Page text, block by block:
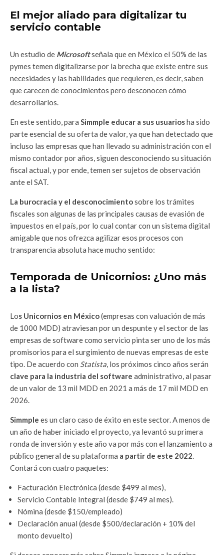
El mejor aliado para digitalizar tu
servicio contable
Un estudio de Microsoftseñala que en México el 50% de las
pymes temen digitalizarse por la brecha que existe entre sus
necesidades y las habilidades que requieren, es decir, saben
que carecen de conocimientos pero desconocen cómo
desarrollarlos.
En este sentido, para Simmple educar a sus usuariosha sido
parte esencial de su oferta de valor, ya que han detectado que
incluso las empresas que han llevado su administración con el
mismo contador por años, siguen desconociendo su situación
fiscal actual, y por ende, temen ser sujetos de observación
ante el SAT.
La burocracia y el desconocimientosobre los trámites
fiscales son algunas de las principales causas de evasión de
impuestos en el país, por lo cual contar con un sistema digital
amigable que nos ofrezca agilizar esos procesos con
transparencia absoluta hace mucho sentido:
Temporada de Unicornios: ¿Uno más
a la lista?
Los Unicornios en México(empresas con valuación de más
de 1000 MDD) atraviesan por un despunte y el sector de las
empresas de software como servicio pinta ser uno de los más
promisorios para el surgimiento de nuevas empresas de este
tipo. De acuerdo con Statista , los próximos cinco años serán
clave para la industria del software administrativo, al pasar
de un valor de 13 mil MDD en 2021 a más de 17 mil MDD en
2026.
Simmple es un claro caso de éxito en este sector. A menos de
un año de haber iniciado el proyecto, ya levantó su primera
ronda de inversión y este año va por más con el lanzamiento a
público general de su plataforma a partir de este 2022
Contará con cuatro paquetes:
Facturación Electrónica (desde $499 al mes),
Servicio Contable Integral (desde $749 al mes).
Nómina (desde $150/empleado)
Declaración anual (desde $500/declaración + 10% del
monto devuelto)